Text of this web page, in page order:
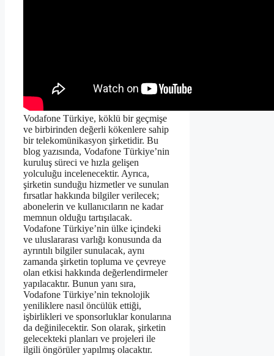
Vodafone Türkiye, köklü bir geçmişe
ve birbirinden değerli kökenlere sahip
bir telekomünikasyon şirketidir. Bu
blog yazısında, Vodafone Türkiye’nin
kuruluş süreci ve hızla gelişen
yolculuğu incelenecektir. Ayrıca,
şirketin sunduğu hizmetler ve sunulan
fırsatlar hakkında bilgiler verilecek;
abonelerin ve kullanıcıların ne kadar
memnun olduğu tartışılacak.
Vodafone Türkiye’nin ülke içindeki
ve uluslararası varlığı konusunda da
ayrıntılı bilgiler sunulacak, aynı
zamanda şirketin topluma ve çevreye
olan etkisi hakkında değerlendirmeler
yapılacaktır. Bunun yanı sıra,
Vodafone Türkiye’nin teknolojik
yeniliklere nasıl öncülük ettiği,
işbirlikleri ve sponsorluklar konularına
da değinilecektir. Son olarak, şirketin
gelecekteki planları ve projeleri ile
ilgili öngörüler yapılmış olacaktır.